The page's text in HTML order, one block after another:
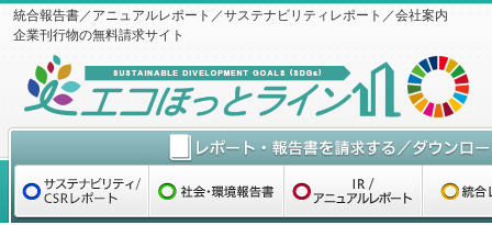
統合報告書／アニュアルレポート／サステナビリティレポート／会社案内
企業刊行物の無料請求サイト